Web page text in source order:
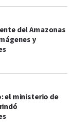
del Amazonas
y
el ministerio de